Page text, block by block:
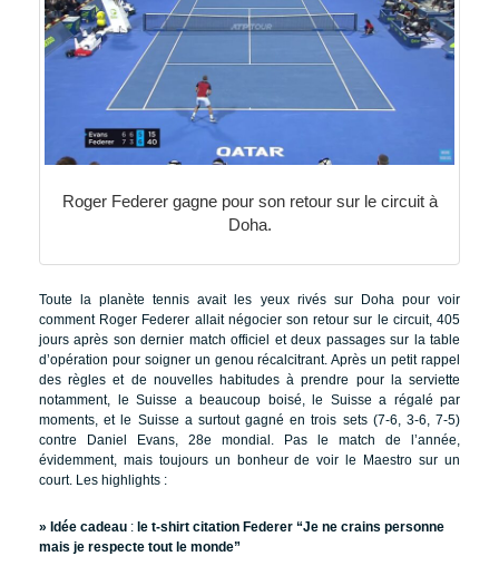
Roger Federer gagne pour son retour sur le circuit à
Doha.
Toute la planète tennis avait les yeux rivés sur Doha pour voir
comment Roger Federer allait négocier son retour sur le circuit, 405
jours après son dernier match officiel et deux passages sur la table
d’opération pour soigner un genou récalcitrant. Après un petit rappel
des règles et de nouvelles habitudes à prendre pour la serviette
notamment, le Suisse a beaucoup boisé, le Suisse a régalé par
moments, et le Suisse a surtout gagné en trois sets (7-6, 3-6, 7-5)
contre Daniel Evans, 28e mondial. Pas le match de l’année,
évidemment, mais toujours un bonheur de voir le Maestro sur un
court. Les highlights :
» Idée cadeau : le t-shirt citation Federer “Je ne crains personne
mais je respecte tout le monde”